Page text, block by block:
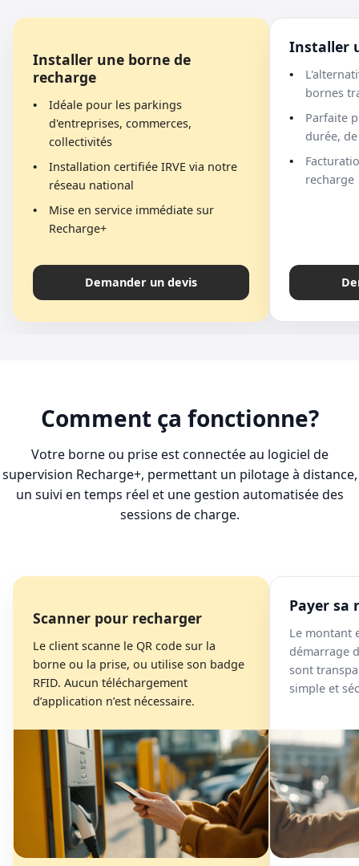
Installer une borne de
recharge
Idéale pour les parkings
d'entreprises, commerces,
collectivités
Installation certifiée IRVE via notre
réseau national
Mise en service immédiate sur
Recharge+
Demander un devis
Installer
bornes
Parfaite
durée,
recharge
Comment ça fonctionne?
Votre borne ou prise est connectée au logiciel de
supervision Recharge+, permettant un pilotage à distance,
un suivi en temps réel et une gestion automatisée des
sessions de charge.
Scanner pour recharger
Le client scanne le QR code sur la
borne ou la prise, ou utilise son badge
RFID. Aucun téléchargement
d’application n’est nécessaire.
Payer sa
Le montant
démarrage
sont
simple et